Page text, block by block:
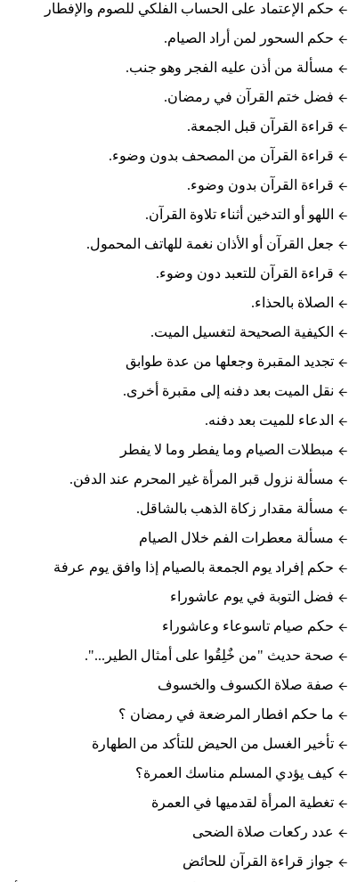
حكم الإعتماد على الحساب الفلكي للصوم والإفطار
حكم السحور لمن أراد الصيام.
مسألة من أذن عليه الفجر وهو جنب.
فضل ختم القرآن في رمضان.
قراءة القرآن قبل الجمعة.
قراءة القرآن من المصحف بدون وضوء.
قراءة القرآن بدون وضوء.
اللهو أو التدخين أثناء تلاوة القرآن.
جعل القرآن أو الأذان نغمة للهاتف المحمول.
قراءة القرآن للتعبد دون وضوء.
الصلاة بالحذاء.
الكيفية الصحيحة لتغسيل الميت.
تجديد المقبرة وجعلها من عدة طوابق
نقل الميت بعد دفنه إلى مقبرة أخرى.
الدعاء للميت بعد دفنه.
مبطلات الصيام وما يفطر وما لا يفطر
مسألة نزول قبر المرأة غير المحرم عند الدفن.
مسألة مقدار زكاة الذهب بالشاقل.
مسألة معطرات الفم خلال الصيام
حكم إفراد يوم الجمعة بالصيام إذا وافق يوم عرفة
فضل التوبة في يوم عاشوراء
حكم صيام تاسوعاء وعاشوراء
صحة حديث "من خٌلِقُوا على أمثال الطير...".
صفة صلاة الكسوف والخسوف
ما حكم افطار المرضعة في رمضان ؟
تأخير الغسل من الحيض للتأكد من الطهارة
كيف يؤدي المسلم مناسك العمرة؟
تغطية المرأة لقدميها في العمرة
عدد ركعات صلاة الضحى
جواز قراءة القرآن للحائض